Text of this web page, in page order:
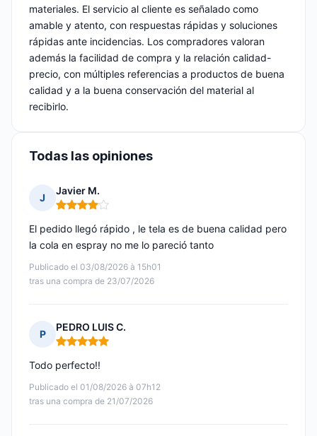
materiales. El servicio al cliente es señalado como
amable y atento, con respuestas rápidas y soluciones
rápidas ante incidencias. Los compradores valoran
además la facilidad de compra y la relación calidad-
precio, con múltiples referencias a productos de buena
calidad y a la buena conservación del material al
recibirlo.
Todas las opiniones
J
Javier M.
Nota: 4 de 5
Publicado el 03/08/2026 à 15h01
tras una compra de 23/07/2026
El pedido llegó rápido , le tela es de buena calidad pero
la cola en espray no me lo pareció tanto
P
PEDRO LUIS C.
Nota: 5 de 5
Publicado el 01/08/2026 à 07h12
tras una compra de 21/07/2026
Todo perfecto!!